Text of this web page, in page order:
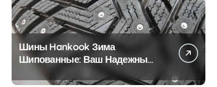
Шины Hankook Зима
Шипованные: Ваш Надежный
Партнёр на Снежных Дорогах